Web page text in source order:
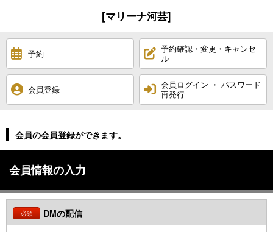
[マリーナ河芸]
予約
予約確認・変更・キャンセ
ル
会員登録
会員ログイン ・ パスワード
再発行
会員の会員登録ができます。
会員情報の入力
必須 DMの配信